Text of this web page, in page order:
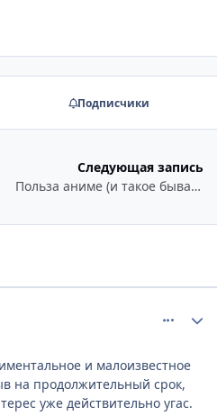
Подписчики
Следующая запись
Польза аниме (и такое бывает))
и малоизвестное
на продолжительный срок,
уже действительно угас.